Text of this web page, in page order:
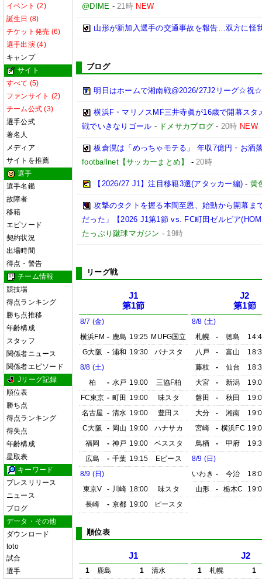
イベント (2)
誕生日 (8)
チケット発売 (6)
選手出演 (4)
キャンプ
サイト
すべて (5)
ファンサイト (2)
チーム公式 (3)
選手公式
著名人
メディア
サイトを推薦
選手
選手名鑑
故障者
移籍
エピソード
契約状況
出場時間
得点・警告
チーム情報
競技場
得点ランキング
勝ち点推移
年齢構成
スタッフ
関係者ニュース
関係者エピソード
Jリーグ記録
順位表
勝ち点
得点ランキング
得失点
年齢構成
星取表
キーワード
プレスリリース
ニュース
ブログ
データ・その他
ダウンロード
toto
試合
選手
@DIME -21時 NEW
山形が新加入選手の交通事故を報告…双方に怪
ブログ
明日はホームで湘南戦@2026/27J2リーグ☆
横浜F・マリノスMF三井寺眞が16歳で開幕ス
戦でいきなりゴール - ドメサカブログ - 20時 NEW
板倉滉は「めっちゃモテる」 年収7億円・お洒
footballnet【サッカーまとめ】
-20時
【2026/27 J1】注目移籍3選(アタッカー編) -黄
攻撃のタクトを握る本間至恩、始動から開幕ま
だった」【2026 J1第1節 vs. FC町田ゼルビア
たっぷり蹴球マガジン - 19時
リーグ戦
J1
第1節
8/7 (金)
横浜FM - 鹿島 19:25 MUFG国立
G大阪
- 浦和 19:30
パナスタ
8/8 (土)
柏
- 水戸 19:00
三協F柏
FC東京 - 町田 19:00
味スタ
名古屋 - 清水 19:00
豊田ス
C大阪
- 岡山 19:00
ハナサカ
福岡
- 神戸 19:00
ベススタ
広島
- 千葉 19:15
Eピース
8/9 (日)
東京V
- 川崎 18:00
味スタ
長崎
- 京都 19:00 ピースタ
J2
第1節
8/8 (土)
札幌
- 徳島
八戸
- 富山
藤枝
- 仙台
大宮
- 新潟
磐田
- 秋田
大分
- 湘南
宮崎
- 横浜FC
鳥栖
- 甲府
8/9 (日)
いわき - 今治
山形
- 栃木C
順位表
J1
1 鹿島 1
清水
J2
1 札幌
1